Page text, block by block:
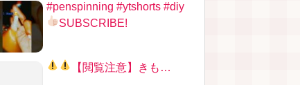
#penspinning #ytshorts #diy
SUBSCRIBE!
【 閲覧注意】きも…